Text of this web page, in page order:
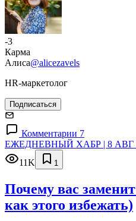
-3
Карма
Алиса@alicezavels
HR-маркетолог
Подписаться
Комментарии 7
ЕЖЕДНЕВНЫЙ ХАБР | 8 АВГ
11K
1
Почему вас
как этого избежать)